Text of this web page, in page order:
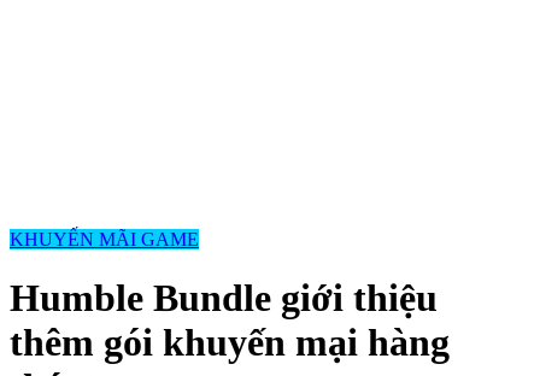
KHUYẾN MÃI GAME
Humble Bundle giới thiệu
thêm gói khuyến mại hàng